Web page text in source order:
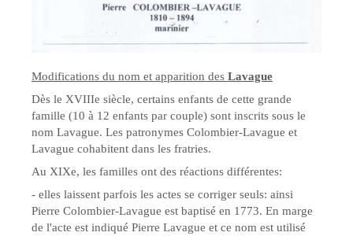
Modifications du nom et apparition des Lavague
Dès le XVIIIe siècle, certains enfants de cette grande
famille (10 à 12 enfants par couple) sont inscrits sous le
nom Lavague. Les patronymes Colombier-Lavague et
Lavague cohabitent dans les fratries.
Au XIXe, les familles ont des réactions différentes:
- elles laissent parfois les actes se corriger seuls: ainsi
Pierre Colombier-Lavague est baptisé en 1773. En marge
de l'acte est indiqué Pierre Lavague et ce nom est utilisé